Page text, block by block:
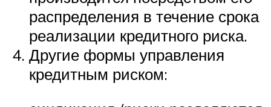
распределения в течение срока
реализации кредитного риска.
Другие формы управления
кредитным риском: